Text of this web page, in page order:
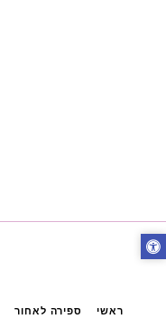
ראשי ספירה לאחור